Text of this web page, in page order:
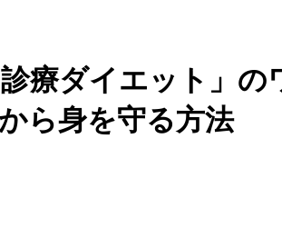
診療ダイエット」
ら身を守る方法